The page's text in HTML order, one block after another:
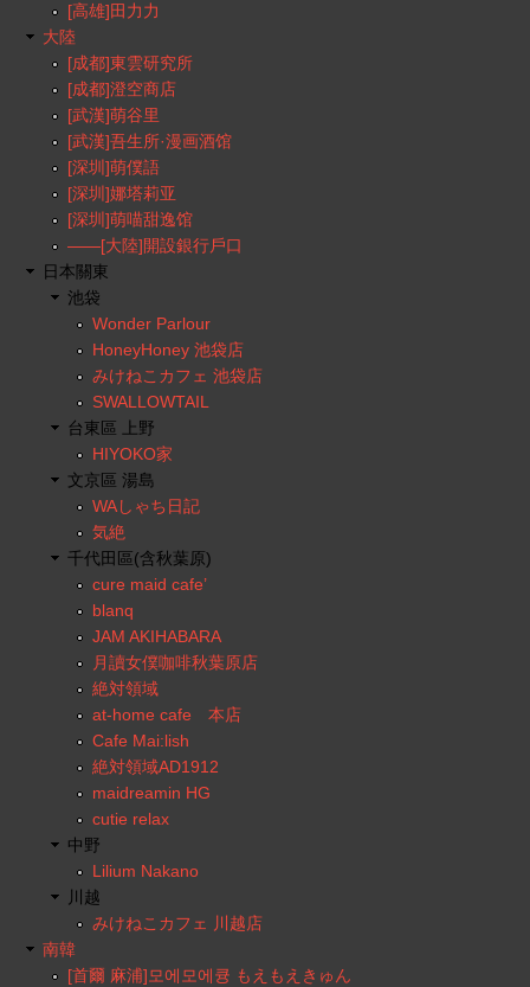
[高雄]田力力
大陸
[成都]東雲研究所
[成都]澄空商店
[武漢]萌谷里
[武漢]吾生所·漫画酒馆
[深圳]萌僕語
[深圳]娜塔莉亚
[深圳]萌喵甜逸馆
——[大陸]開設銀行戶口
日本關東
池袋
Wonder Parlour
HoneyHoney 池袋店
みけねこカフェ 池袋店
SWALLOWTAIL
台東區 上野
HIYOKO家
文京區 湯島
WAしゃち日記
気絶
千代田區(含秋葉原)
cure maid cafe’
blanq
JAM AKIHABARA
月讀女僕咖啡秋葉原店
絶対領域
at-home cafe 本店
Cafe Mai:lish
絶対領域AD1912
maidreamin HG
cutie relax
中野
Lilium Nakano
川越
みけねこカフェ 川越店
南韓
[首爾 麻浦]모에모에큥 もえもえきゅん